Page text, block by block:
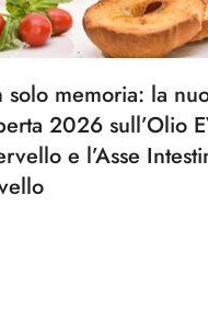
solo memoria: la
2026 sull’Olio
e l’Asse